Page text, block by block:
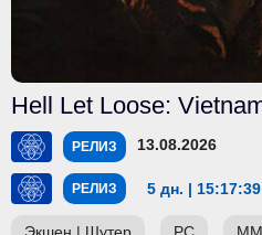
Hell Let Loose:
РЕЛИЗ 13.08.2026
РЕЛИЗ 5 дн. | 15:17:38